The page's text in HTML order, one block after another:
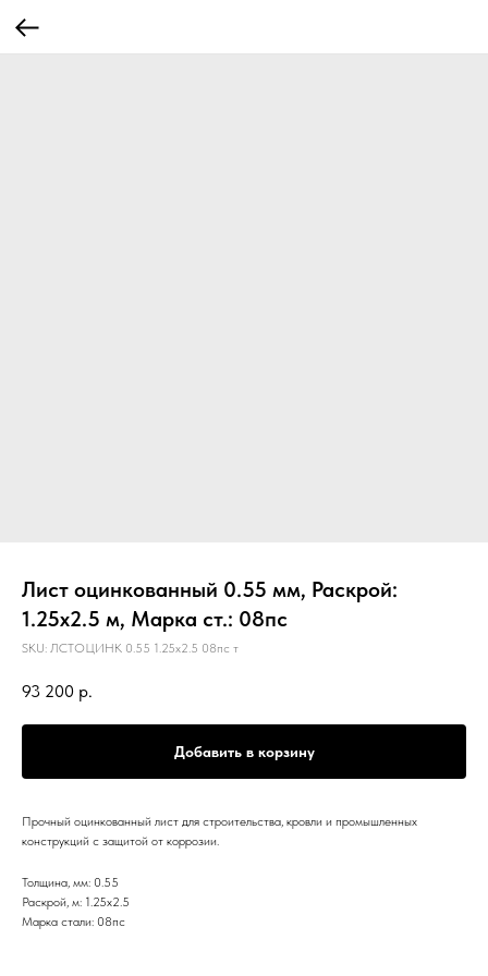
Лист оцинкованный 0.55 мм, Раскрой:
1.25х2.5 м, Марка ст.: 08пс
SKU: ЛСТОЦИНК 0.55 1.25х2.5 08пс т
93 200 р.
Добавить в корзину
Прочный оцинкованный лист для строительства, кровли и промышленных
конструкций с защитой от коррозии.
Толщина, мм: 0.55
Раскрой, м: 1.25х2.5
Марка стали: 08пс